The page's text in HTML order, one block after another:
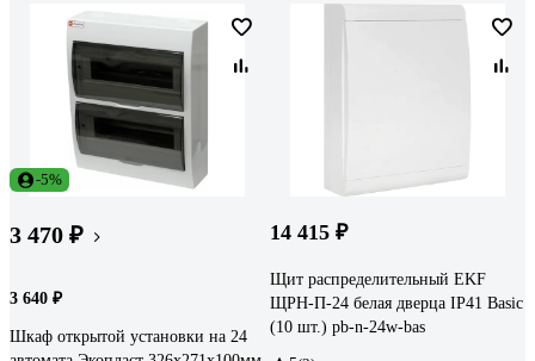
-5%
3 470 ₽
3 640 ₽
Шкаф открытой установки на 24
14 415 ₽
Щит распределительный EKF
ЩРН-П-24 белая дверца IP41 Basic
(10 шт.) pb-n-24w-bas